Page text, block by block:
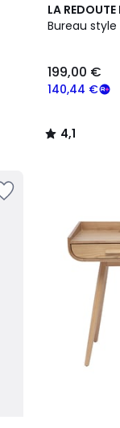
LA REDOUTE
Bureau
140,44 €
199,00 €
4,1
/ 5
4
Couleurs
4,1
/